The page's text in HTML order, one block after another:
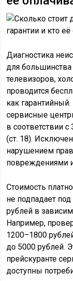
Диагностика
для большинства
телевизоров,
проводится
как
сервисные
в соответствии
(ст. 18).
нарушением
повреждениями
Стоимость
не подпадает
рублей в
Например,
1200–1800
до 5000 рублей.
прейскуранте
доступны